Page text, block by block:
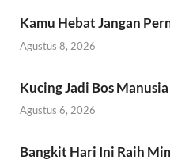
Kamu Hebat Jangan
Agustus 8, 2026
Kucing Jadi Bos
Agustus 6, 2026
Bangkit Hari Ini Raih